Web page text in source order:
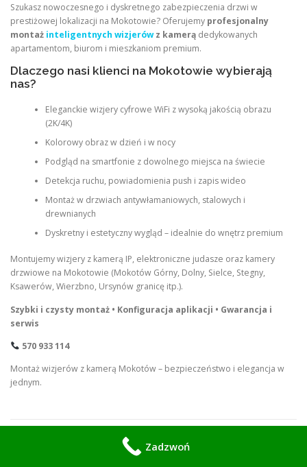
Szukasz nowoczesnego i dyskretnego zabezpieczenia drzwi w
prestiżowej lokalizacji na Mokotowie? Oferujemy profesjonalny
montaż inteligentnych wizjerówz kamerą dedykowanych
apartamentom, biurom i mieszkaniom premium.
Dlaczego nasi klienci na Mokotowie wybierają
nas?
Eleganckie wizjery cyfrowe WiFi z wysoką jakością obrazu
(2K/4K)
Kolorowy obraz w dzień i w nocy
Podgląd na smartfonie z dowolnego miejsca na świecie
Detekcja ruchu, powiadomienia push i zapis wideo
Montaż w drzwiach antywłamaniowych, stalowych i
drewnianych
Dyskretny i estetyczny wygląd – idealnie do wnętrz premium
Montujemy wizjery z kamerą IP, elektroniczne judasze oraz kamery
drzwiowe na Mokotowie (Mokotów Górny, Dolny, Sielce, Stegny,
Ksawerów, Wierzbno, Ursynów granicę itp.).
Szybki i czysty montaż • Konfiguracja aplikacji • Gwarancja i
serwis
570 933 114
Montaż wizjerów z kamerą Mokotów – bezpieczeństwo i elegancja w
jednym.
1 THOUGHT ON “MOKOTÓW
Zadzwoń